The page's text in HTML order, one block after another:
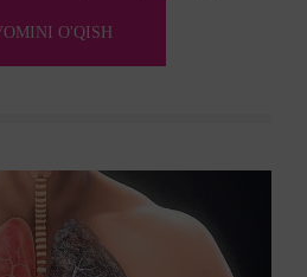
O'QISH